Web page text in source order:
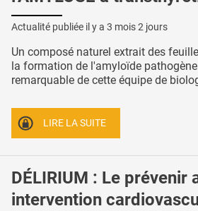
Actualité publiée il y a 3 mois 2 jours
Un composé naturel extrait des
la formation de l'amyloïde
remarquable de cette équipe de
LIRE LA SUITE
DÉLIRIUM : Le prévenir
intervention